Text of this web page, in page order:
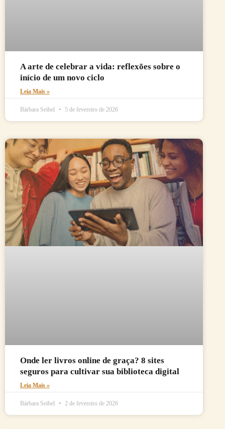
A arte de celebrar a vida: reflexões sobre o
início de um novo ciclo
Leia Mais »
Bárbara Seibel 5 de fevereiro de 2026
Onde ler livros online de graça? 8 sites
seguros para cultivar sua biblioteca digital
Leia Mais »
Bárbara Seibel 2 de fevereiro de 2026